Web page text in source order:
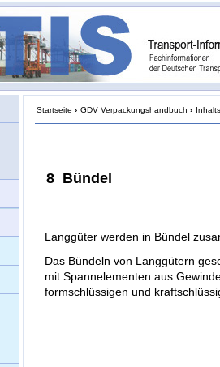
Startseite › GDV Verpackungshandbuch ›
8 Bündel
Langgüter werden in Bündel
Das Bündeln von Langgütern
mit Spannelementen aus
formschlüssigen und